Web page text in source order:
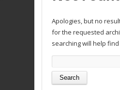
Apologies, but no
for the requested
searching will help
for: